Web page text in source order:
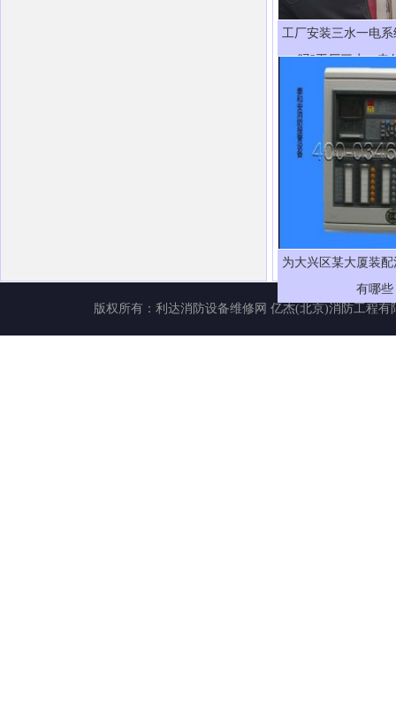
工厂安装三水一电
吗?工厂三水一电
为大兴区某大厦装
有哪些
版权所有： 利达消防设备维修网 亿杰(北京)消防工程有